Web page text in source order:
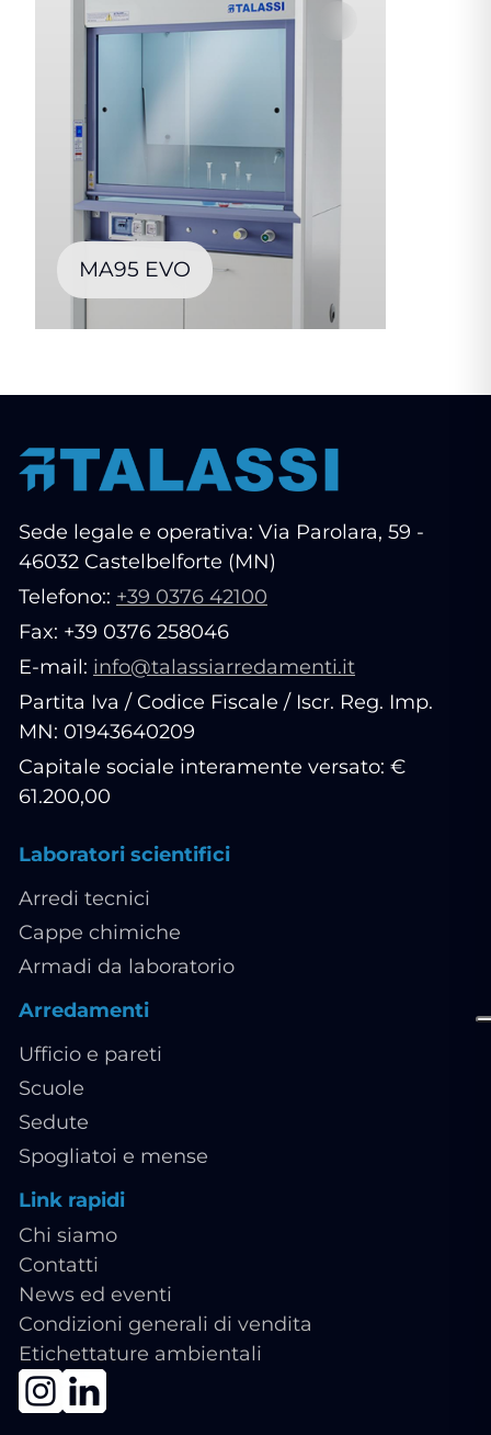
MA95 EVO
Sede legale e operativa: Via Parolara, 59 -
46032 Castelbelforte (MN)
Telefono:: +39 0376 42100
Fax: +39 0376 258046
E-mail: info@talassiarredamenti.it
Partita Iva / Codice Fiscale / Iscr. Reg. Imp.
MN: 01943640209
Capitale sociale interamente versato: €
61.200,00
Laboratori scientifici
Arredi tecnici
Cappe chimiche
Armadi da laboratorio
Arredamenti
Ufficio e pareti
Scuole
Sedute
Spogliatoi e mense
Link rapidi
Chi siamo
Contatti
News ed eventi
Condizioni generali di vendita
Etichettature ambientali